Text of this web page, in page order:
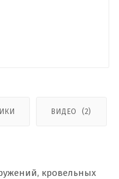
ВИДЕО (2)
кровельных